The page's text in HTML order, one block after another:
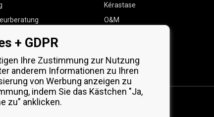
Produktproben
Kérastase
O&M
Zenz Organic
+ GDPR
Ihre Zustimmung zur Nutzung
anderem Informationen zu Ihren
von Werbung anzeigen zu
indem Sie das Kästchen "Ja,
zu" anklicken.